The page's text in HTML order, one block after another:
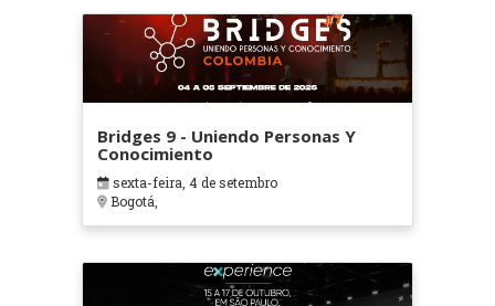
Bridges 9 - Uniendo Personas Y
Conocimiento
sexta-feira, 4 de setembro
Bogotá,